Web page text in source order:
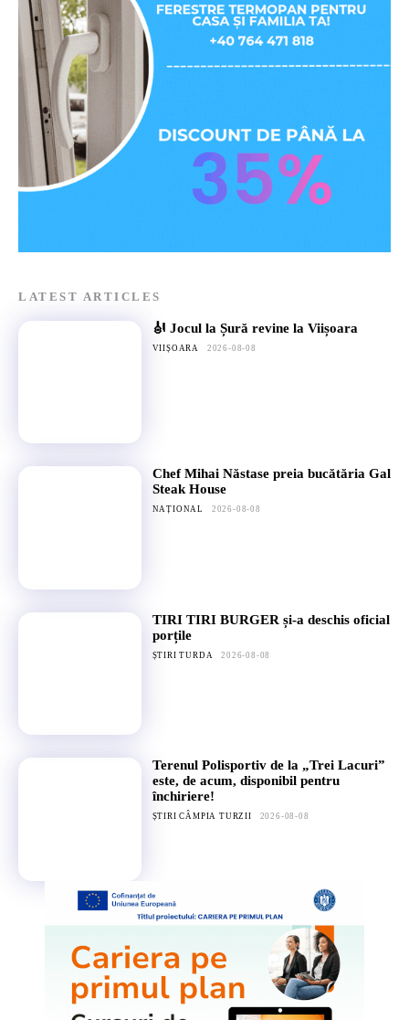
LATEST ARTICLES
🎻 Jocul la Șură revine la Viișoara
VIIȘOARA 2026-08-08
Chef Mihai Năstase preia bucătăria Gal
Steak House
NAȚIONAL 2026-08-08
TIRI TIRI BURGER și-a deschis oficial
porțile
ȘTIRI TURDA 2026-08-08
Terenul Polisportiv de la „Trei Lacuri”
este, de acum, disponibil pentru
închiriere!
ȘTIRI CÂMPIA TURZII 2026-08-08